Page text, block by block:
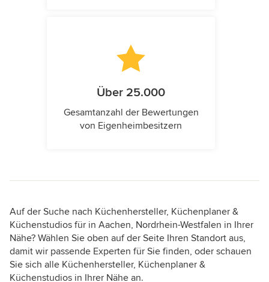
Über 25.000
Gesamtanzahl der Bewertungen
von Eigenheimbesitzern
Auf der Suche nach Küchenhersteller, Küchenplaner &
Küchenstudios für in Aachen, Nordrhein-Westfalen in Ihrer
Nähe? Wählen Sie oben auf der Seite Ihren Standort aus,
damit wir passende Experten für Sie finden, oder schauen
Sie sich alle Küchenhersteller, Küchenplaner &
Küchenstudios in Ihrer Nähe an.